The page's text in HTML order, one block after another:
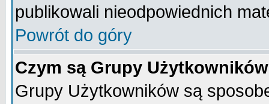
publikowali nieodpowiednich
Powrót do góry
Czym są Grupy
Grupy Użytkowników są